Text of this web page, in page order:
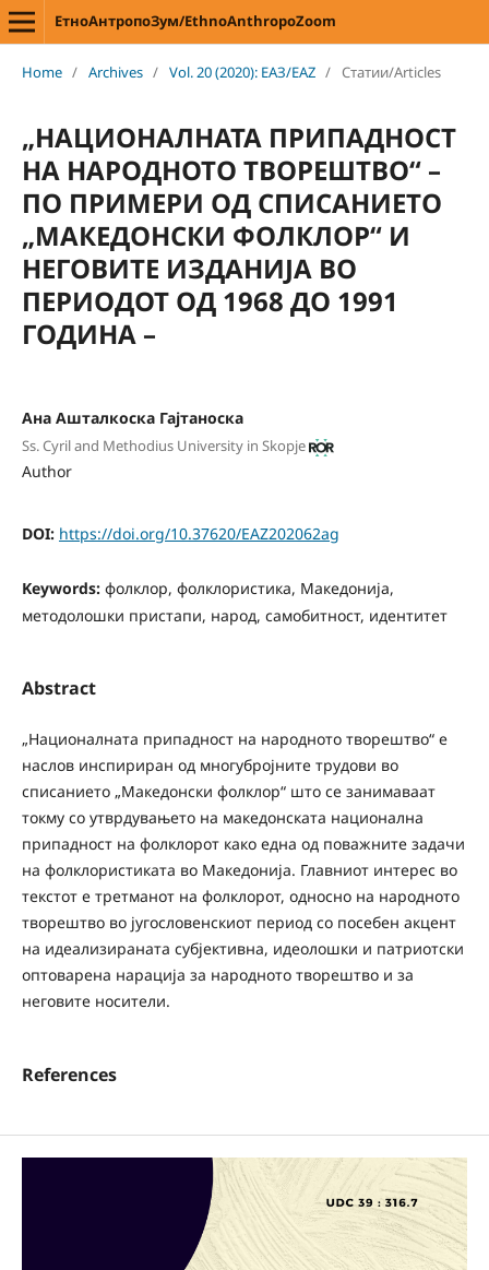
ЕтноАнтропоЗум/EthnoAnthropoZoom
Home / Archives / Vol. 20 (2020): ЕАЗ/EAZ / Статии/Articles
„НАЦИОНАЛНАТА ПРИПАДНОСТ
НА НАРОДНОТО ТВОРЕШТВО“ –
ПО ПРИМЕРИ ОД СПИСАНИЕТО
„МАКЕДОНСКИ ФОЛКЛОР“ И
НЕГОВИТЕ ИЗДАНИЈА ВО
ПЕРИОДОТ ОД 1968 ДО 1991
ГОДИНА –
Ана Ашталкоска Гајтаноска
Ss. Cyril and Methodius University in Skopje
Author
DOI: https://doi.org/10.37620/EAZ202062ag
Keywords: фолклор, фолклористика, Македонија,
методолошки пристапи, народ, самобитност, идентитет
Abstract
„Националната припадност на народното творештво“ е
наслов инспириран од многубројните трудови во
списанието „Македонски фолклор“ што се занимаваат
токму со утврдувањето на македонската национална
припадност на фолклорот како една од поважните задачи
на фолклористиката во Македонија. Главниот интерес во
текстот е третманот на фолклорот, односно на народното
творештво во југословенскиот период со посебен акцент
на идеализираната субјективна, идеолошки и патриотски
оптоварена нарација за народното творештво и за
неговите носители.
References